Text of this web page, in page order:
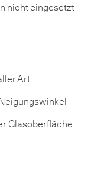
nicht eingesetzt
Art
Glasoberfläche